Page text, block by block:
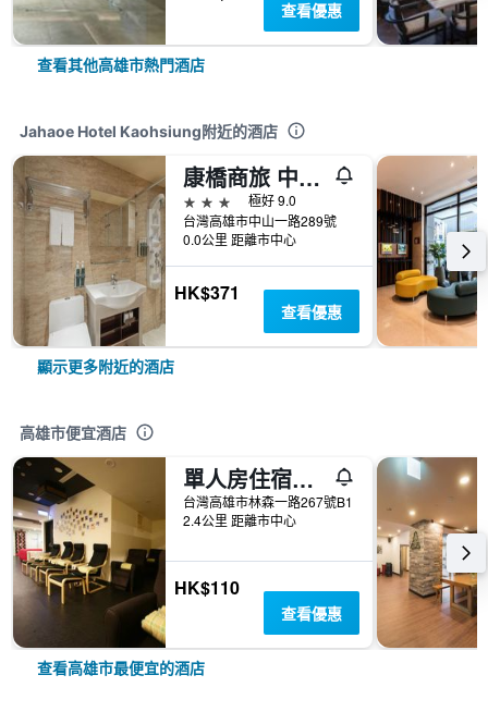
查看優惠
查看其他高雄市熱門酒店
Jahaoe Hotel Kaohsiung附近的酒店
康橋商旅 中山八德館
3星級
極好 9.0
台灣高雄市中山一路289號
0.0公里 距離市中心
HK$371
查看優惠
顯示更多附近的酒店
高雄市便宜酒店
單人房住宿空間- 高雄林森館
台灣高雄市林森一路267號B1
2.4公里 距離市中心
HK$110
查看優惠
查看高雄市最便宜的酒店